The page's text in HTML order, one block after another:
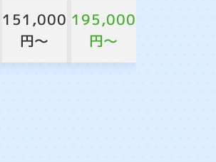
151,000
円～
195,000
円～